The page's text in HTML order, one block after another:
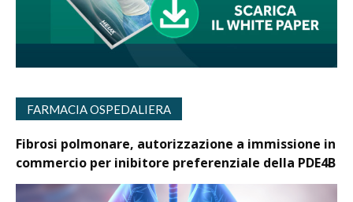
FARMACIA OSPEDALIERA
Fibrosi polmonare, autorizzazione a immissione in
commercio per inibitore preferenziale della PDE4B